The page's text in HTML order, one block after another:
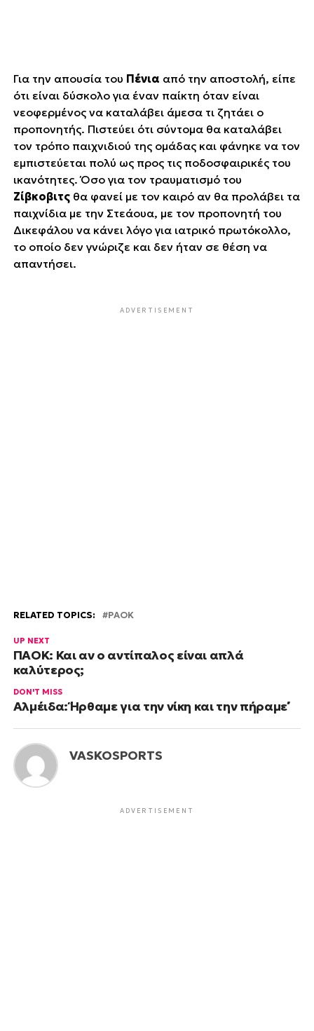
Για την απουσία του Πένια από την αποστολή, είπε
ότι είναι δύσκολο για έναν παίκτη όταν είναι
νεοφερμένος να καταλάβει άμεσα τι ζητάει ο
προπονητής. Πιστεύει ότι σύντομα θα καταλάβει
τον τρόπο παιχνιδιού της ομάδας και φάνηκε να τον
εμπιστεύεται πολύ ως προς τις ποδοσφαιρικές του
ικανότητες. Όσο για τον τραυματισμό του
Ζίβκοβιτς θα φανεί με τον καιρό αν θα προλάβει τα
παιχνίδια με την Στεάουα, με τον προπονητή του
Δικεφάλου να κάνει λόγο για ΄΄ιατρικό πρωτόκολλο΄΄,
το οποίο δεν γνώριζε και δεν ήταν σε θέση να
απαντήσει.
ADVERTISEMENT
RELATED TOPICS: PAOK
UP NEXT
ΠΑΟΚ: Και αν ο αντίπαλος είναι απλά
καλύτερος;
DON'T MISS
Αλμέιδα: ΄΄Ήρθαμε για την νίκη και την πήραμε΄΄
VASKOSPORTS
ADVERTISEMENT